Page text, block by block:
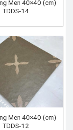
Men 40×40 (cm)
TDDS-14
Men 40×40 (cm)
TDDS-12